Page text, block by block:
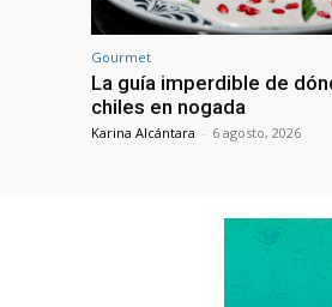
Gourmet
La guía imperdible de
chiles en nogada
Karina Alcántara - 6 agosto, 2026